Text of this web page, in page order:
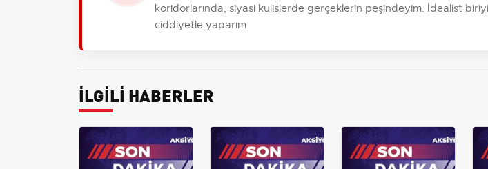
koridorlarında, siyasi kulislerde gerçeklerin peşindeyim. İdealist
ciddiyetle yaparım.
İLGİLİ HABERLER